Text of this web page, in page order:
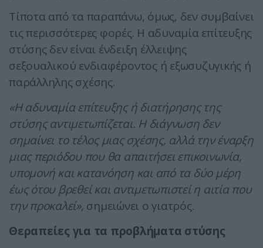
Τίποτα από τα παραπάνω, όμως, δεν συμβαίνει
τις περισσότερες φορές. Η αδυναμία επίτευξης
στύσης δεν είναι ένδειξη έλλειψης
σεξουαλικού ενδιαφέροντος ή εξωσυζυγικής ή
παράλληλης σχέσης.
«Η αδυναμία επίτευξης ή διατήρησης της
στύσης αντιμετωπίζεται. Η διάγνωση δεν
σημαίνει το τέλος μιας σχέσης, αλλά την έναρξη
μιας περιόδου που θα απαιτήσει επικοινωνία,
υπομονή και κατανόηση και από τα δύο μέρη
έως ότου βρεθεί και αντιμετωπιστεί η αιτία που
την προκαλεί», σημειώνει ο γιατρός.
Θεραπείες για τα προβλήματα στύσης